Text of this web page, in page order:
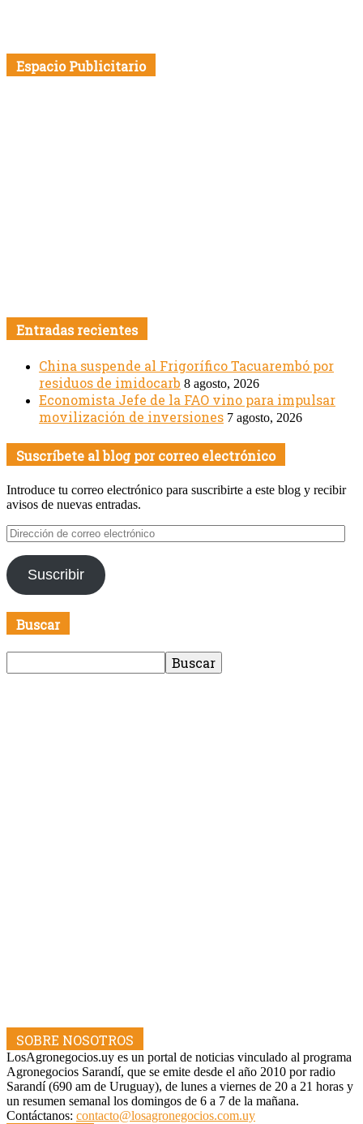
Espacio Publicitario
Entradas recientes
China suspende al Frigorífico Tacuarembó por
residuos de imidocarb 8 agosto, 2026
Economista Jefe de la FAO vino para impulsar
movilización de inversiones 7 agosto, 2026
Suscríbete al blog por correo electrónico
Introduce tu correo electrónico para suscribirte a este blog y recibir
avisos de nuevas entradas.
Dirección
de
correo
electrónico
Suscribir
Buscar
SOBRE NOSOTROS
LosAgronegocios.uy es un portal de noticias vinculado al programa
Agronegocios Sarandí, que se emite desde el año 2010 por radio
Sarandí (690 am de Uruguay), de lunes a viernes de 20 a 21 horas y
un resumen semanal los domingos de 6 a 7 de la mañana.
Contáctanos: contacto@losagronegocios.com.uy